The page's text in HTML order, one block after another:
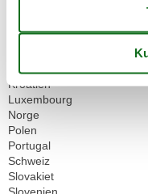
Irland
Italien
Kroatien
Luxembourg
Norge
Polen
Portugal
Schweiz
Slovakiet